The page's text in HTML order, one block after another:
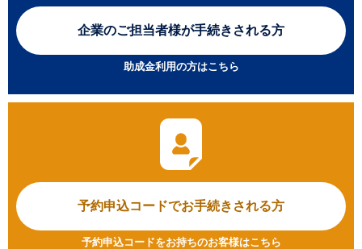
企業のご担当者様が手続きされる方
助成金利用の方はこちら
予約申込コードでお手続きされる方
予約申込コードをお持ちのお客様はこちら